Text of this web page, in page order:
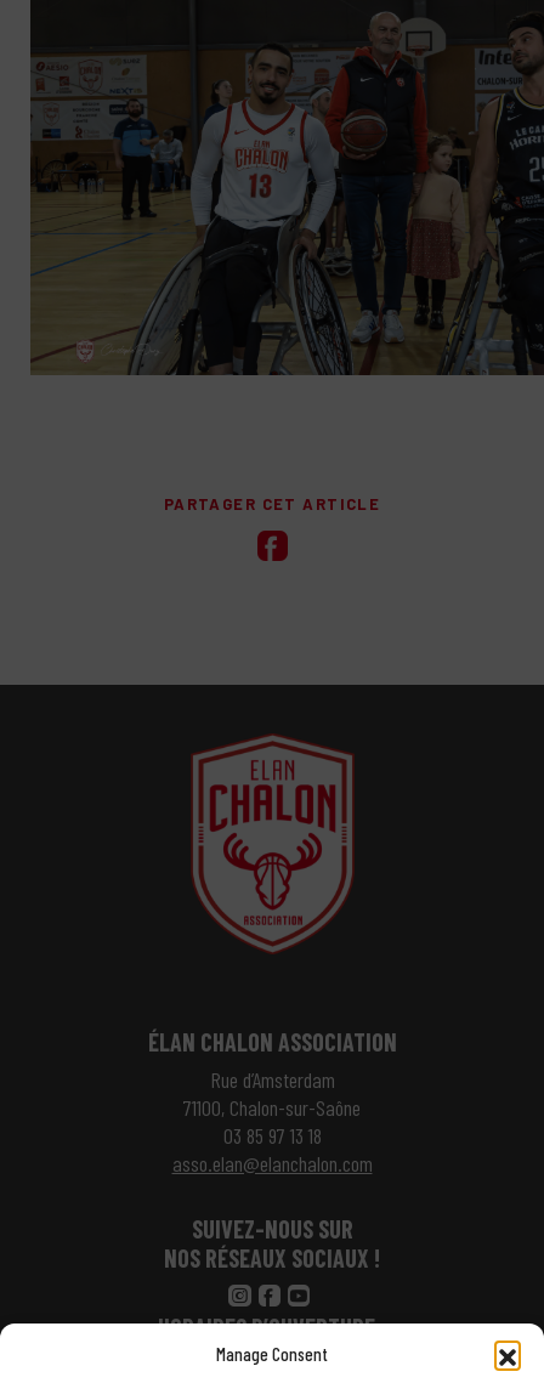
Manage Consent
PARTAGER CET ARTICLE
ÉLAN CHALON ASSOCIATION
Rue d’Amsterdam
71100, Chalon-sur-Saône
03 85 97 13 18
asso.elan@elanchalon.com
SUIVEZ-NOUS SUR
NOS RÉSEAUX SOCIAUX !
HORAIRES D’OUVERTURE :
Lundi : 14h – 17h30